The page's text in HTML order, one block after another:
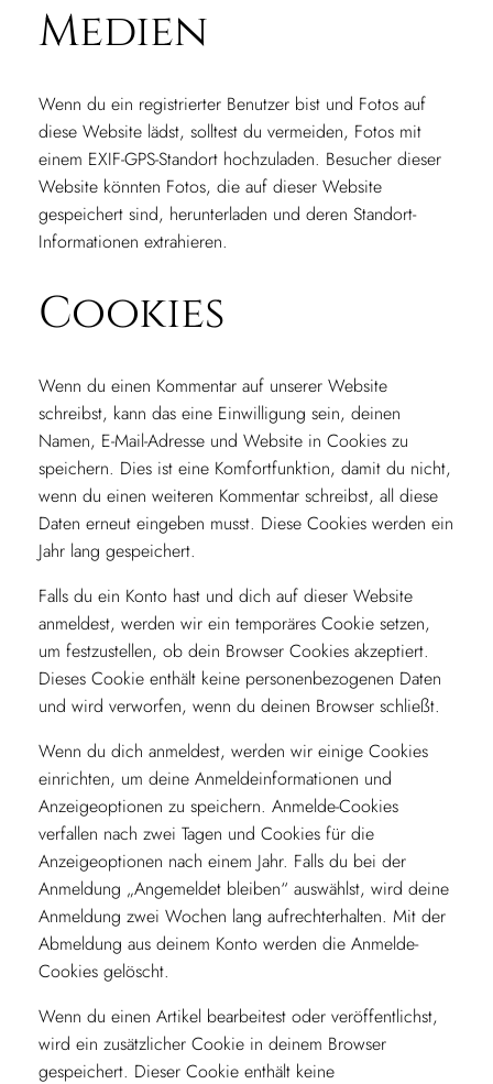
Medien
Wenn du ein registrierter Benutzer bist und Fotos auf
diese Website lädst, solltest du vermeiden, Fotos mit
einem EXIF-GPS-Standort hochzuladen. Besucher dieser
Website könnten Fotos, die auf dieser Website
gespeichert sind, herunterladen und deren Standort-
Informationen extrahieren.
Cookies
Wenn du einen Kommentar auf unserer Website
schreibst, kann das eine Einwilligung sein, deinen
Namen, E-Mail-Adresse und Website in Cookies zu
speichern. Dies ist eine Komfortfunktion, damit du nicht,
wenn du einen weiteren Kommentar schreibst, all diese
Daten erneut eingeben musst. Diese Cookies werden ein
Jahr lang gespeichert.
Falls du ein Konto hast und dich auf dieser Website
anmeldest, werden wir ein temporäres Cookie setzen,
um festzustellen, ob dein Browser Cookies akzeptiert.
Dieses Cookie enthält keine personenbezogenen Daten
und wird verworfen, wenn du deinen Browser schließt.
Wenn du dich anmeldest, werden wir einige Cookies
einrichten, um deine Anmeldeinformationen und
Anzeigeoptionen zu speichern. Anmelde-Cookies
verfallen nach zwei Tagen und Cookies für die
Anzeigeoptionen nach einem Jahr. Falls du bei der
Anmeldung „Angemeldet bleiben“ auswählst, wird deine
Anmeldung zwei Wochen lang aufrechterhalten. Mit der
Abmeldung aus deinem Konto werden die Anmelde-
Cookies gelöscht.
Wenn du einen Artikel bearbeitest oder veröffentlichst,
wird ein zusätzlicher Cookie in deinem Browser
gespeichert. Dieser Cookie enthält keine